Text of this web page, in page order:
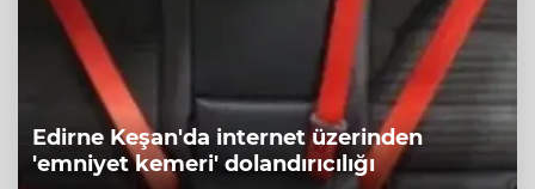
Edirne Keşan'da internet üzerinden
'emniyet kemeri' dolandırıcılığı